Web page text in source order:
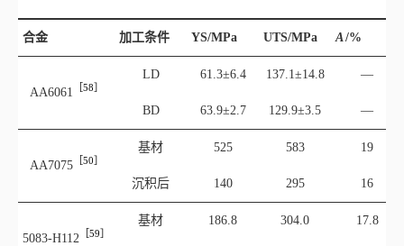
合金 加工条件 YS/MPa UTS/MPa A /%
AA6061 ［58］
LD 61.3±6.4 137.1±14.8 —
BD 63.9±2.7 129.9±3.5 —
AA7075 ［50］
基材 525 583 19
沉积后 140 295 16
5083‑H11 2 ［59］
基材 186.8 304.0 17.8